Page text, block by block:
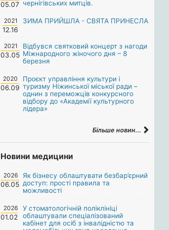
05.07 чернігівських митців.
2021
12.16
ЗИМА ПРИЙШЛА - СВЯТА ПРИНЕСЛА
2021
03.05
Відбувся святковий концерт з нагоди
Міжнародного жіночого дня – 8
березня
2020
06.09
Проєкт управління культури і
туризму Ніжинської міської ради –
однин з переможців конкурсного
відбору до «Академії культурного
лідера»
Більше новин...
Новини медицини
2026
06.05
Як бізнесу облаштувати безбар’єрний
доступ: прості правила та
можливості
2026
01.02
У стоматологічній поліклініці
облаштували спеціалізований
кабінет для осіб з інвалідністю та